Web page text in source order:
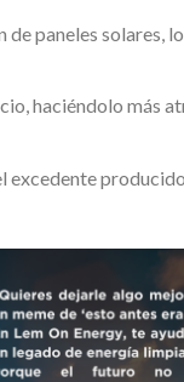
paneles solares,
haciéndolo más
excedente